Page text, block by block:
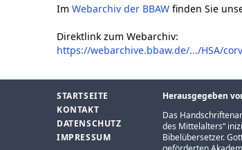
Im Webarchiv der BBAW finden Sie
Direktlink zum Webarchiv:
https://webarchive.bbaw.de/.../HSA/
STARTSEITE
KONTAKT
DATENSCHUTZ
IMPRESSUM
Herausgegeben
Das
des Mittelalters“
Bibelübersetzer.